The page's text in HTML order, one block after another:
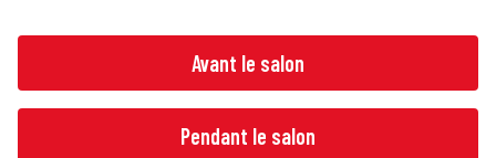
Avant le salon
Pendant le salon